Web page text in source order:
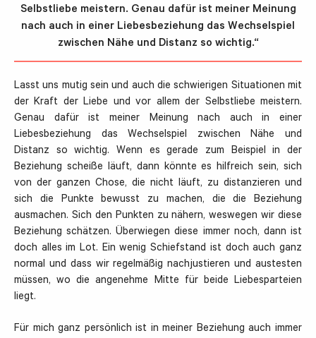
Selbstliebe meistern. Genau dafür ist meiner Meinung
nach auch in einer Liebesbeziehung das Wechselspiel
zwischen Nähe und Distanz so wichtig.“
Lasst uns mutig sein und auch die schwierigen Situationen mit
der Kraft der Liebe und vor allem der Selbstliebe meistern.
Genau dafür ist meiner Meinung nach auch in einer
Liebesbeziehung das Wechselspiel zwischen Nähe und
Distanz so wichtig. Wenn es gerade zum Beispiel in der
Beziehung scheiße läuft, dann könnte es hilfreich sein, sich
von der ganzen Chose, die nicht läuft, zu distanzieren und
sich die Punkte bewusst zu machen, die die Beziehung
ausmachen. Sich den Punkten zu nähern, weswegen wir diese
Beziehung schätzen. Überwiegen diese immer noch, dann ist
doch alles im Lot. Ein wenig Schiefstand ist doch auch ganz
normal und dass wir regelmäßig nachjustieren und austesten
müssen, wo die angenehme Mitte für beide Liebesparteien
liegt.
Für mich ganz persönlich ist in meiner Beziehung auch immer